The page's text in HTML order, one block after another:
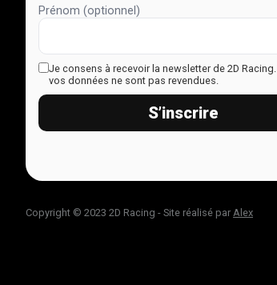
Prénom (optionnel)
Je consens à recevoir la newsletter de 2D Racing.
vos données ne sont pas revendues.
S’inscrire
Copyright © 2023 2D Racing - Site réalisé par Alex